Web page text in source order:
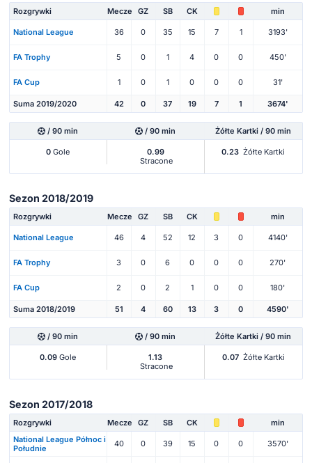
Rozgrywki Mecze GZ SB CK min
National League 36 0 35 15 7 1 3193'
FA Trophy 5 0 1 4 0 0 450'
FA Cup 1 0 1 0 0 0 31'
Suma 2019/2020 42 0 37 19 7 1 3674'
/ 90 min / 90 min Żółte Kartki / 90 min
0 Gole
0.99
Stracone
0.23 Żółte Kartki
Sezon 2018/2019
Rozgrywki Mecze GZ SB CK min
National League 46 4 52 12 3 0 4140'
FA Trophy 3 0 6 0 0 0 270'
FA Cup 2 0 2 1 0 0 180'
Suma 2018/2019 51 4 60 13 3 0 4590'
/ 90 min / 90 min Żółte Kartki / 90 min
0.09 Gole
1.13
Stracone
0.07 Żółte Kartki
Sezon 2017/2018
Rozgrywki Mecze GZ SB CK
min
National League Północ i
Południe
40 0 39 15 0 0 3570'